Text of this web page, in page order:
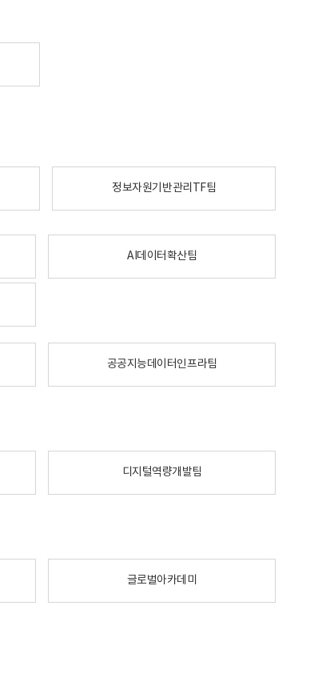
정보자원기반관리TF팀
AI데이터확산팀
공공지능데이터인프라팀
디지털역량개발팀
글로벌아카데미